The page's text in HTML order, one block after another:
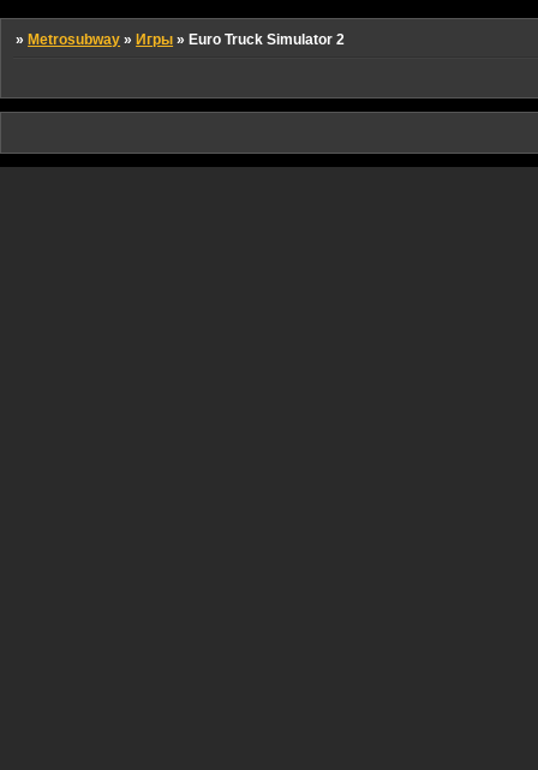
»Metrosubway »Игры »Euro Truck Simulator 2